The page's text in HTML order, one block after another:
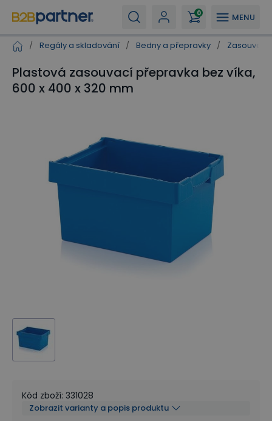
MENU
0
/ Regály a skladování / Bedny a přepravky / Zasouvací
Plastová zasouvací přepravka bez víka,
600 x 400 x 320 mm
Kód zboží: 331028
Zobrazit varianty a popis produktu